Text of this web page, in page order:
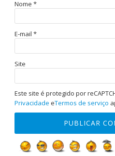
Nome *
E-mail *
Site
Este site é protegido por
Privacidade eTermos de serviço